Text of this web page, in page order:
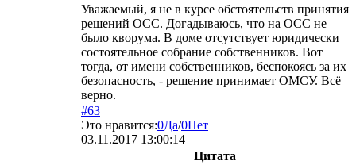
Уважаемый, я не в курсе обстоятельств принятия
решений ОСС. Догадываюсь, что на ОСС не
было кворума. В доме отсутствует юридически
состоятельное собрание собственников. Вот
тогда, от имени собственников, беспокоясь за их
безопасность, - решение принимает ОМСУ. Всё
верно.
#63
Это нравится:0Да/0Нет
03.11.2017 13:00:14
Цитата